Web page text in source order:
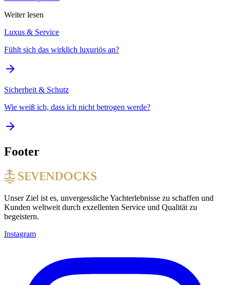
Weiter lesen
Luxus & Service
Fühlt sich das wirklich luxuriös an?
Sicherheit & Schutz
Wie weiß ich, dass ich nicht betrogen werde?
Footer
Unser Ziel ist es, unvergessliche Yachterlebnisse zu schaffen und
Kunden weltweit durch exzellenten Service und Qualität zu
begeistern.
Instagram